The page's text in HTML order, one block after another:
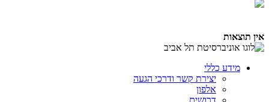
אין תוצאות
מידע כללי
יצירת קשר ודרכי הגעה
אלפון